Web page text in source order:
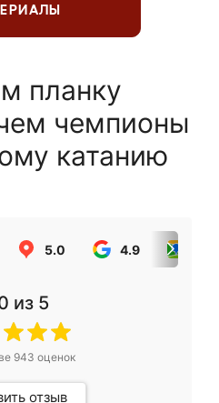
планку
чемпионы
катанию
5.0 4.9
из 5
943 оценок
отзыв